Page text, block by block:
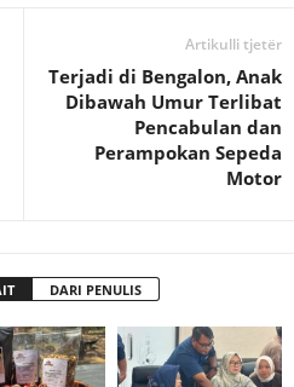
Artikulli tjetër
Terjadi di Bengalon, Anak
Dibawah Umur Terlibat
Pencabulan dan
Perampokan Sepeda
Motor
DARI PENULIS